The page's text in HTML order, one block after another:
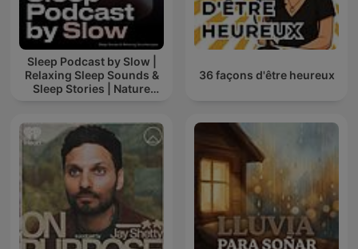
Sleep Podcast by Slow |
Relaxing Sleep Sounds &
Sleep Stories | Nature
36 façons d'être heureux